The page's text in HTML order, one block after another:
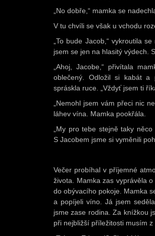
„No dobře,“ mamka se
V tu chvíli se však u vchodu
„To bude Jacob,“ vykroutila
jsem se jen na hlasitý výdech.
„Ahoj, Jacobe,“ přivítala
oblečený. Odložil si kabát a
spráskla ruce. „Vždyť jsem ti
„Nemohl jsem vám přeci nic
láhev vína. Mamka pookřála.
„My pro tebe stejně taky
S Jacobem jsme si vyměnili
Večer probíhal v příjemné
života. Mamka zas vyprávěla
do obývacího pokoje. Mamka
a popíjeli víno. Já jsem
jsme zase rodina. Za knížkou
při nejbližší příležitosti musím